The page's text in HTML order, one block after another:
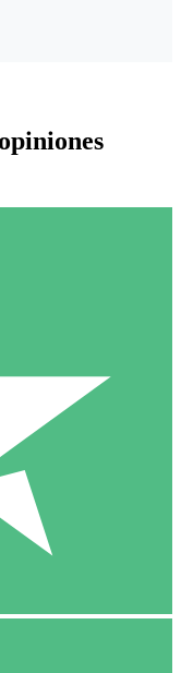
Sin compromiso